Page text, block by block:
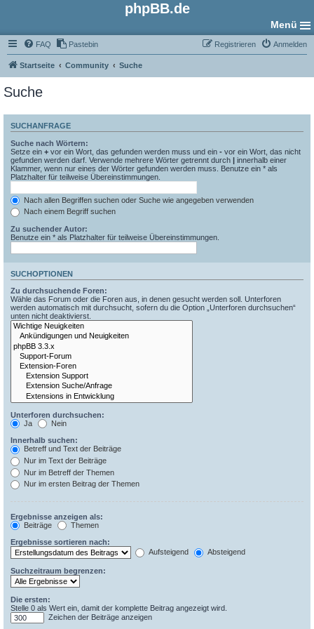
phpBB.de
Menü
FAQ Pastebin Anmelden
Registrieren
Startseite Community Suche
Suche
SUCHANFRAGE
Suche nach Wörtern:
Setze ein + vor ein Wort, das gefunden werden muss und ein - vor ein Wort, das nicht
gefunden werden darf. Verwende mehrere Wörter getrennt durch | innerhalb einer
Klammer, wenn nur eines der Wörter gefunden werden muss. Benutze ein * als
Platzhalter für teilweise Übereinstimmungen.
Nach allen Begriffen suchen oder Suche wie angegeben verwenden
Nach einem Begriff suchen
Zu suchender Autor:
Benutze ein * als Platzhalter für teilweise Übereinstimmungen.
SUCHOPTIONEN
Zu durchsuchende Foren:
Wähle das Forum oder die Foren aus, in denen gesucht werden soll. Unterforen
werden automatisch mit durchsucht, sofern du die Option „Unterforen durchsuchen“
unten nicht deaktivierst.
Unterforen durchsuchen:
Ja
Nein
Innerhalb suchen:
Betreff und Text der Beiträge
Nur im Text der Beiträge
Nur im Betreff der Themen
Nur im ersten Beitrag der Themen
Ergebnisse anzeigen als:
Beiträge
Themen
Ergebnisse sortieren nach:
Aufsteigend
Absteigend
Suchzeitraum begrenzen:
Die ersten:
Stelle 0 als Wert ein, damit der komplette Beitrag angezeigt wird.
Zeichen der Beiträge anzeigen